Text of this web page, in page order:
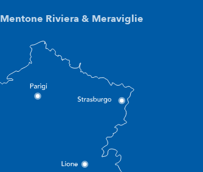
Mentone Riviera & Meraviglie